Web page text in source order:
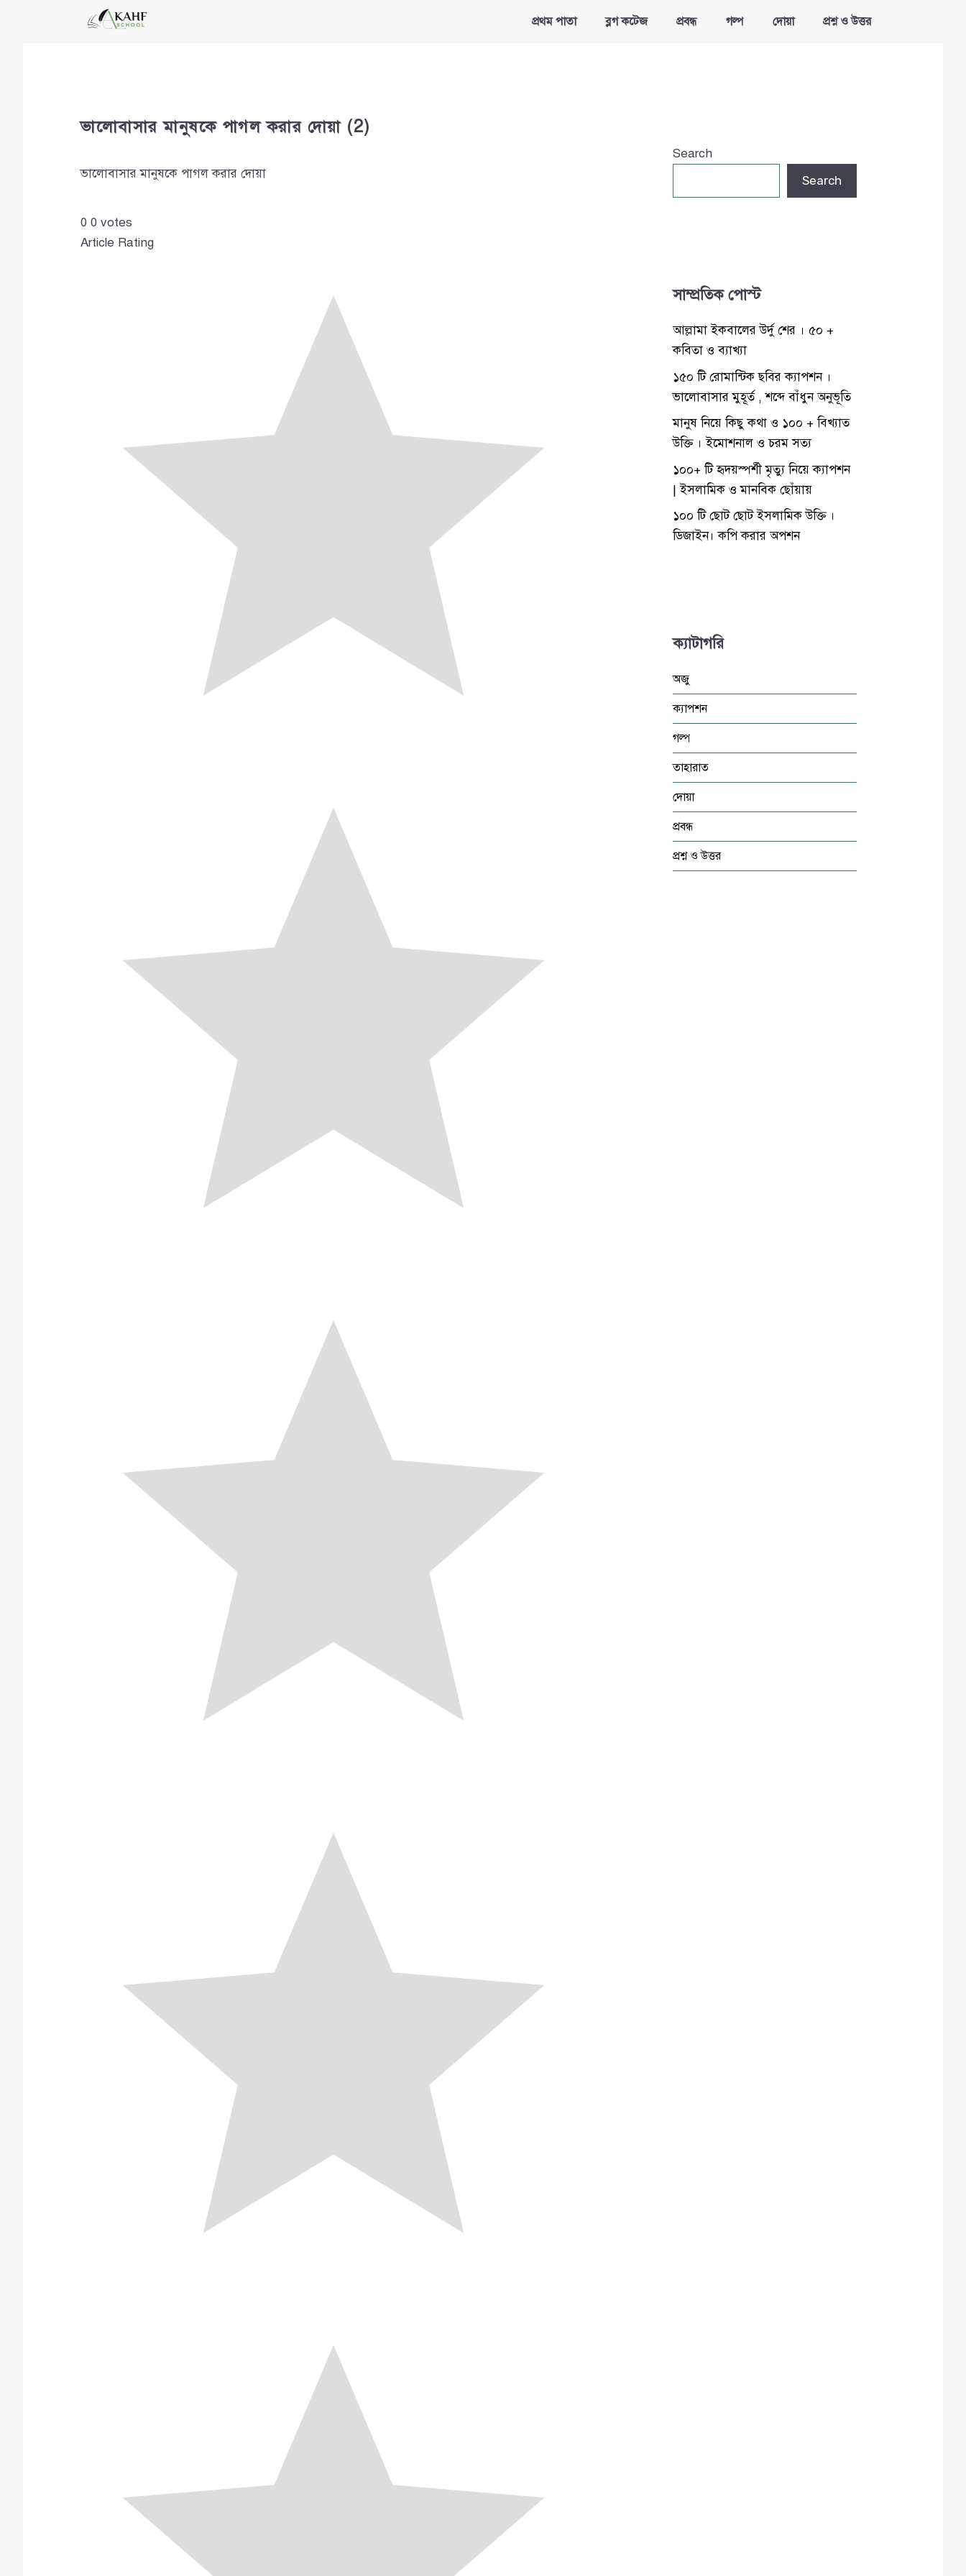
প্রথম পাতা ব্লগ কটেজ প্রবন্ধ গল্প দোয়া প্রশ্ন ও উত্তর
ভালোবাসার মানুষকে পাগল করার দোয়া (2)
ভালোবাসার মানুষকে পাগল করার দোয়া
0 0 votes
Article Rating
Search
Search
সাম্প্রতিক পোস্ট
আল্লামা ইকবালের উর্দু শের । ৫০ +
কবিতা ও ব্যাখ্যা
১৫০ টি রোমান্টিক ছবির ক্যাপশন ।
ভালোবাসার মুহূর্ত , শব্দে বাঁধুন অনুভূতি
মানুষ নিয়ে কিছু কথা ও ১০০ + বিখ্যাত
উক্তি । ইমোশনাল ও চরম সত্য
১০০+ টি হৃদয়স্পর্শী মৃত্যু নিয়ে ক্যাপশন
| ইসলামিক ও মানবিক ছোঁয়ায়
১০০ টি ছোট ছোট ইসলামিক উক্তি ।
ডিজাইন। কপি করার অপশন
ক্যাটাগরি
অজু
ক্যাপশন
গল্প
তাহারাত
দোয়া
প্রবন্ধ
প্রশ্ন ও উত্তর